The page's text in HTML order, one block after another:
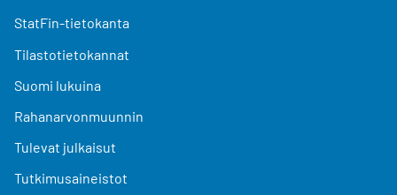
StatFin-tietokanta
Tilastotietokannat
Suomi lukuina
Rahanarvonmuunnin
Tulevat julkaisut
Tutkimusaineistot